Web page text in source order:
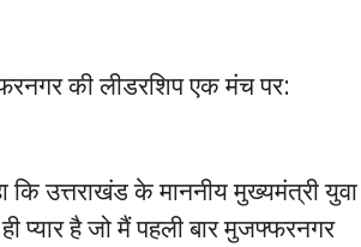
की लीडरशिप एक मंच पर:
उत्तराखंड के माननीय मुख्यमंत्री युवा
प्यार है जो मैं पहली बार मुजफ्फरनगर